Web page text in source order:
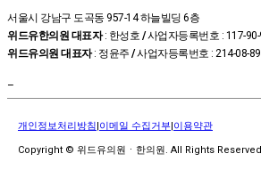
서울시 강남구 도곡동 957-14 하늘빌딩 6층
위드유한의원 대표자: 한성호 /사업자등록번호 : 117-90-
위드유의원 대표자: 정윤주 /사업자등록번호 : 214-08-
–
개인정보처리방침 이메일 수집거부 이용약관
Copyright © 위드유의원ㆍ한의원. All Rights Reserved